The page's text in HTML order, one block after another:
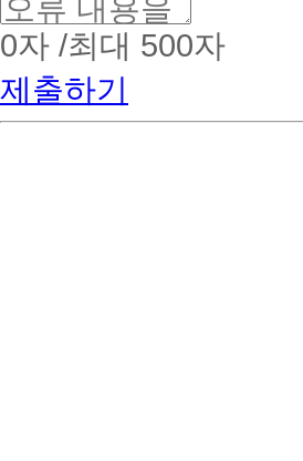
0자 /최대 500자
제출하기